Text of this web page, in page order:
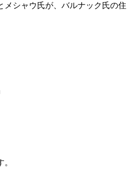
メシャウ氏が、バルナック氏の住